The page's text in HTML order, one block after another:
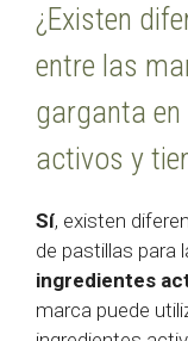
¿Existen
entre las
garganta
activos y
Sí, existen
de pastillas para
ingredientes
marca puede